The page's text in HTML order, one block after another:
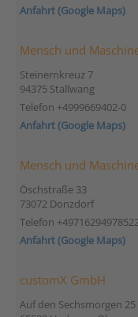
Anfahrt (Google Maps)
Mensch und
Steinernkreuz 7
94375 Stallwang
Telefon +4999669402-0
Anfahrt (Google Maps)
Mensch und
Öschstraße 33
73072 Donzdorf
Telefon
Anfahrt (Google Maps)
customX GmbH
Auf den Sechsmorgen 25